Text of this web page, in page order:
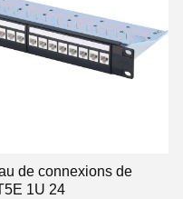
de connexions de
1U 24